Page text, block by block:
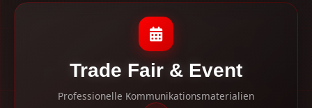
Trade Fair & Event
Professionelle Kommunikationsmaterialien